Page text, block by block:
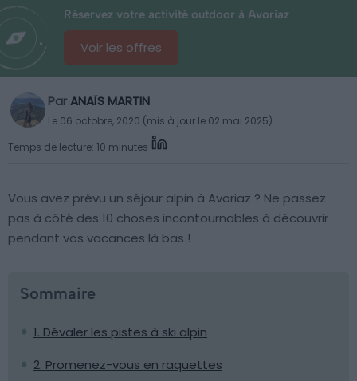
Réservez votre activité outdoor à Avoriaz
Voir les offres
ParANAÏS MARTIN
Le 06 octobre, 2020 (mis à jour le 02 mai 2025)
Temps de lecture: 10 minutes
Vous avez prévu un séjour alpin à Avoriaz ? Ne passez
pas à côté des 10 choses incontournables à découvrir
pendant vos vacances là bas !
Sommaire
1. Dévaler les pistes à ski alpin
2. Promenez-vous en raquettes